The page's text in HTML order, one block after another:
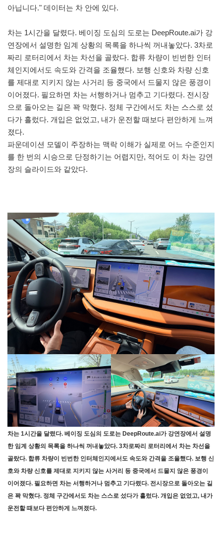
아닙니다." 데이터는 차 안에 있다.
차는 1시간을 달렸다. 베이징 도심의 도로는 DeepRoute.ai가 강
연장에서 설명한 임계 상황의 목록을 하나씩 꺼내놓았다. 3차로
짜리 로터리에서 차는 차선을 골랐다. 합류 차량이 빈번한 인터
체인지에서도 속도와 간격을 조율했다. 보행 신호와 차량 신호
를 제대로 지키지 않는 사거리 등 중국에서 드물지 않은 풍경이
이어졌다. 필요하면 차는 서행하거나 멈추고 기다렸다. 전시장
으로 돌아오는 길은 꽉 막혔다. 정체 구간에서도 차는 스스로 섰
다가 흘렀다. 개입은 없었고, 내가 운전할 때보다 편안하게 느껴
졌다.
파운데이션 모델이 주장하는 맥락 이해가 실제로 어느 수준인지
를 한 번의 시승으로 단정하기는 어렵지만, 적어도 이 차는 강연
장의 슬라이드와 같았다.
차는 1시간을 달렸다. 베이징 도심의 도로는 DeepRoute.ai가 강연장에서 설명
한 임계 상황의 목록을 하나씩 꺼내놓았다. 3차로짜리 로터리에서 차는 차선을
골랐다. 합류 차량이 빈번한 인터체인지에서도 속도와 간격을 조율했다. 보행 신
호와 차량 신호를 제대로 지키지 않는 사거리 등 중국에서 드물지 않은 풍경이
이어졌다. 필요하면 차는 서행하거나 멈추고 기다렸다. 전시장으로 돌아오는 길
은 꽉 막혔다. 정체 구간에서도 차는 스스로 섰다가 흘렀다. 개입은 없었고, 내가
운전할 때보다 편안하게 느껴졌다.